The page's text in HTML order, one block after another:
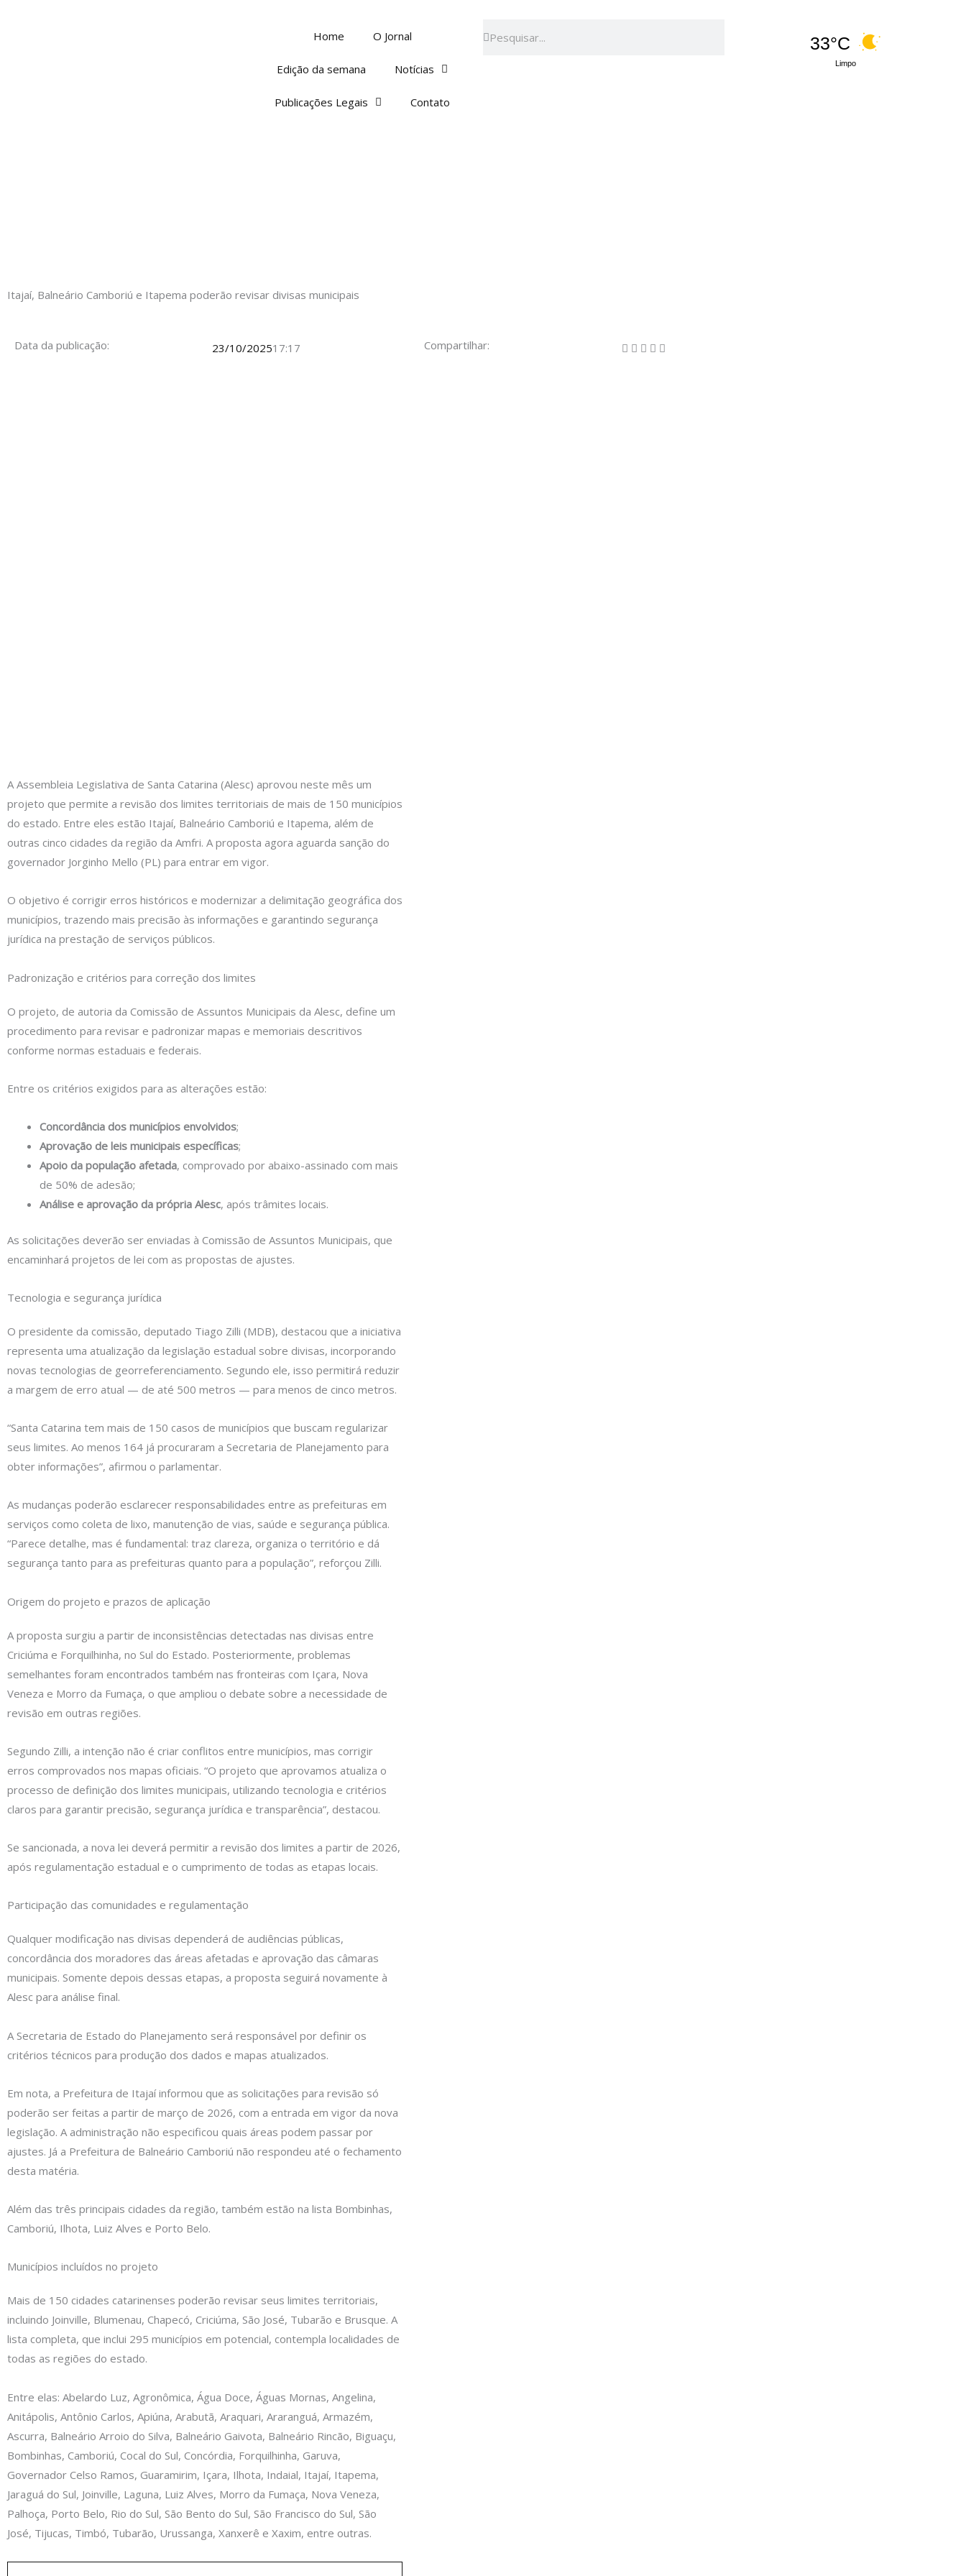
Home O Jornal
Edição da semana Notícias
Publicações Legais Contato
33°C
Limpo
Itajaí, Balneário Camboriú e Itapema poderão revisar divisas municipais
Data da publicação: 23/10/202517:17
A Assembleia Legislativa de Santa Catarina (Alesc) aprovou neste mês um
projeto que permite a revisão dos limites territoriais de mais de 150 municípios
do estado. Entre eles estão Itajaí, Balneário Camboriú e Itapema, além de
outras cinco cidades da região da Amfri. A proposta agora aguarda sanção do
governador Jorginho Mello (PL) para entrar em vigor.
O objetivo é corrigir erros históricos e modernizar a delimitação geográfica dos
municípios, trazendo mais precisão às informações e garantindo segurança
jurídica na prestação de serviços públicos.
Padronização e critérios para correção dos limites
O projeto, de autoria da Comissão de Assuntos Municipais da Alesc, define um
procedimento para revisar e padronizar mapas e memoriais descritivos
conforme normas estaduais e federais.
Entre os critérios exigidos para as alterações estão:
Concordância dos municípios envolvidos;
Aprovação de leis municipais específicas;
Apoio da população afetada, comprovado por abaixo-assinado com mais
de 50% de adesão;
Análise e aprovação da própria Alesc, após trâmites locais.
As solicitações deverão ser enviadas à Comissão de Assuntos Municipais, que
encaminhará projetos de lei com as propostas de ajustes.
Tecnologia e segurança jurídica
O presidente da comissão, deputado Tiago Zilli (MDB), destacou que a iniciativa
representa uma atualização da legislação estadual sobre divisas, incorporando
novas tecnologias de georreferenciamento. Segundo ele, isso permitirá reduzir
a margem de erro atual — de até 500 metros — para menos de cinco metros.
“Santa Catarina tem mais de 150 casos de municípios que buscam regularizar
seus limites. Ao menos 164 já procuraram a Secretaria de Planejamento para
obter informações”, afirmou o parlamentar.
As mudanças poderão esclarecer responsabilidades entre as prefeituras em
serviços como coleta de lixo, manutenção de vias, saúde e segurança pública.
“Parece detalhe, mas é fundamental: traz clareza, organiza o território e dá
segurança tanto para as prefeituras quanto para a população”, reforçou Zilli.
Origem do projeto e prazos de aplicação
A proposta surgiu a partir de inconsistências detectadas nas divisas entre
Criciúma e Forquilhinha, no Sul do Estado. Posteriormente, problemas
semelhantes foram encontrados também nas fronteiras com Içara, Nova
Veneza e Morro da Fumaça, o que ampliou o debate sobre a necessidade de
revisão em outras regiões.
Segundo Zilli, a intenção não é criar conflitos entre municípios, mas corrigir
erros comprovados nos mapas oficiais. “O projeto que aprovamos atualiza o
processo de definição dos limites municipais, utilizando tecnologia e critérios
claros para garantir precisão, segurança jurídica e transparência”, destacou.
Se sancionada, a nova lei deverá permitir a revisão dos limites a partir de 2026,
após regulamentação estadual e o cumprimento de todas as etapas locais.
Participação das comunidades e regulamentação
Qualquer modificação nas divisas dependerá de audiências públicas,
concordância dos moradores das áreas afetadas e aprovação das câmaras
municipais. Somente depois dessas etapas, a proposta seguirá novamente à
Alesc para análise final.
A Secretaria de Estado do Planejamento será responsável por definir os
critérios técnicos para produção dos dados e mapas atualizados.
Em nota, a Prefeitura de Itajaí informou que as solicitações para revisão só
poderão ser feitas a partir de março de 2026, com a entrada em vigor da nova
legislação. A administração não especificou quais áreas podem passar por
ajustes. Já a Prefeitura de Balneário Camboriú não respondeu até o fechamento
desta matéria.
Além das três principais cidades da região, também estão na lista Bombinhas,
Camboriú, Ilhota, Luiz Alves e Porto Belo.
Municípios incluídos no projeto
Mais de 150 cidades catarinenses poderão revisar seus limites territoriais,
incluindo Joinville, Blumenau, Chapecó, Criciúma, São José, Tubarão e Brusque. A
lista completa, que inclui 295 municípios em potencial, contempla localidades de
todas as regiões do estado.
Entre elas: Abelardo Luz, Agronômica, Água Doce, Águas Mornas, Angelina,
Anitápolis, Antônio Carlos, Apiúna, Arabutã, Araquari, Araranguá, Armazém,
Ascurra, Balneário Arroio do Silva, Balneário Gaivota, Balneário Rincão, Biguaçu,
Bombinhas, Camboriú, Cocal do Sul, Concórdia, Forquilhinha, Garuva,
Governador Celso Ramos, Guaramirim, Içara, Ilhota, Indaial, Itajaí, Itapema,
Jaraguá do Sul, Joinville, Laguna, Luiz Alves, Morro da Fumaça, Nova Veneza,
Palhoça, Porto Belo, Rio do Sul, São Bento do Sul, São Francisco do Sul, São
José, Tijucas, Timbó, Tubarão, Urussanga, Xanxerê e Xaxim, entre outras.
Compartilhar: